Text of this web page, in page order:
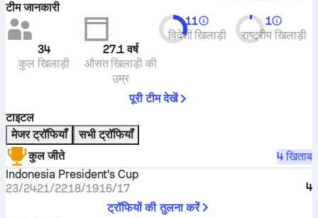
टीम जानकारी
34
कुल खिलाड़ी
27.1वर्ष
औसत खिलाड़ी की
उम्र
11
विदेशी खिलाड़ी
1
राष्ट्रीय खिलाड़ी
पूरी टीम देखें
टाइटल
मेजर ट्रॉफियाँ
सभी ट्रॉफियाँ
कुल जीते
4 खिताब
Indonesia President's Cup
23/2421/2218/1916/17
4
ट्रॉफियों की तुलना करें